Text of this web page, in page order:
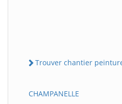
Trouver chantier peinture
CHAMPANELLE